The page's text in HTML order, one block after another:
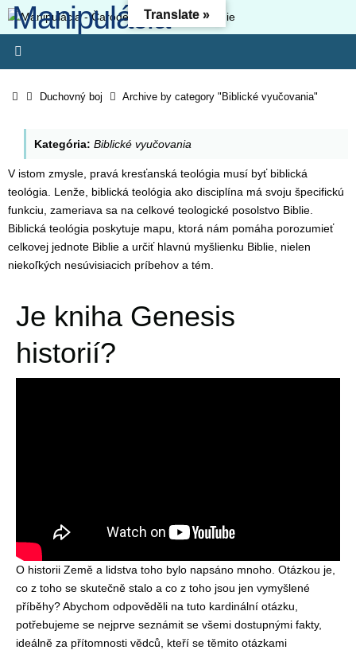
Skip
content
Manipulácia -
Čarodejníctvo -
Oslobodenie
Zákon svojho Boha si zabudol, aj ja zabudnem na tvojich synov.
4:6) Lebo odbojnosť je (ako) hriech čarodejníctva, svojvoľnosť je
(ako) hriech modlárstva. Pretože si pohrdol Pánovým slovom,
zavrhne ťa, nebudeš kráľom!“ (1 Sam 15-23)
HomeDuchovný boj Archive by category "Biblické vyučovania"
Kategória: Biblické vyučovania
V istom zmysle, pravá kresťanská teológia musí byť biblická
teológia. Lenže, biblická teológia ako disciplína má svoju špecifickú
funkciu, zameriava sa na celkové teologické posolstvo Biblie.
Biblická teológia poskytuje mapu, ktorá nám pomáha porozumieť
celkovej jednote Biblie a určiť hlavnú myšlienku Biblie, nielen
niekoľkých nesúvisiacich príbehov a tém.
Je kniha Genesis
historií?
O historii Země a lidstva toho bylo napsáno mnoho. Otázkou je,
co z toho se skutečně stalo a co z toho jsou jen vymyšlené
příběhy? Abychom odpověděli na tuto kardinální otázku,
potřebujeme se nejprve seznámit se všemi dostupnými fakty,
ideálně za přítomnosti vědců, kteří se těmito otázkami
Translate »